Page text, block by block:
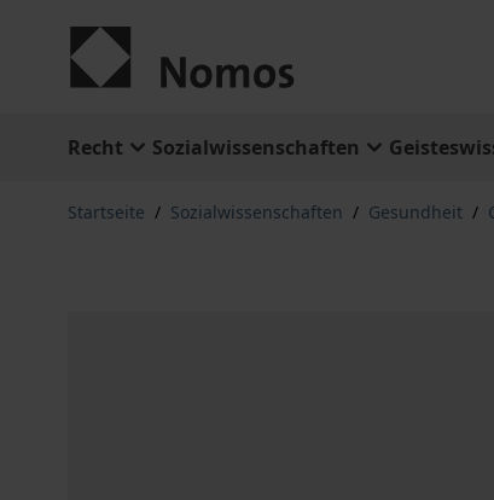
Recht Sozialwissenschaften
Startseite / Sozialwissenschaften / Gesundheit /